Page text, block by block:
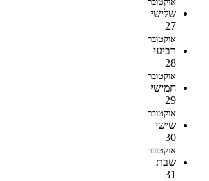
שלישי
27
אוקטובר
רביעי
28
אוקטובר
חמישי
29
אוקטובר
שישי
30
אוקטובר
שבת
31